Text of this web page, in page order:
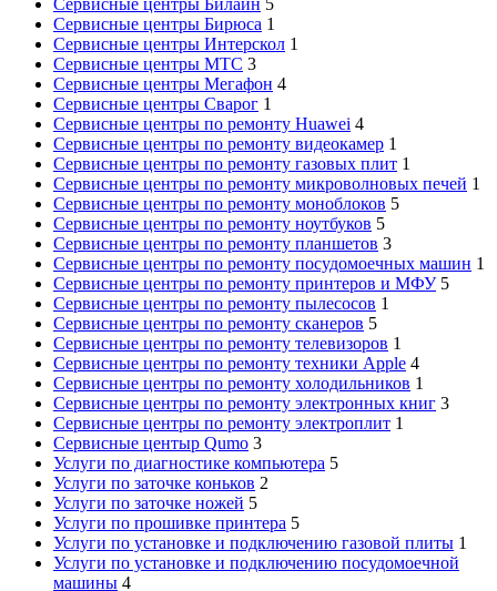
Сервисные центры Бирюса 1
Сервисные центры Интерскол 1
Сервисные центры МТС 3
Сервисные центры Мегафон 4
Сервисные центры Сварог 1
Сервисные центры по ремонту Huawei 4
Сервисные центры по ремонту видеокамер 1
Сервисные центры по ремонту газовых плит 1
Сервисные центры по ремонту микроволновых печей 1
Сервисные центры по ремонту моноблоков 5
Сервисные центры по ремонту ноутбуков 5
Сервисные центры по ремонту планшетов 3
Сервисные центры по ремонту посудомоечных машин 1
Сервисные центры по ремонту принтеров и МФУ 5
Сервисные центры по ремонту пылесосов 1
Сервисные центры по ремонту сканеров 5
Сервисные центры по ремонту телевизоров 1
Сервисные центры по ремонту техники Apple 4
Сервисные центры по ремонту холодильников 1
Сервисные центры по ремонту электронных книг 3
Сервисные центры по ремонту электроплит 1
Сервисные центыр Qumo 3
Услуги по диагностике компьютера 5
Услуги по заточке коньков 2
Услуги по заточке ножей 5
Услуги по прошивке принтера 5
Услуги по установке и подключению газовой плиты 1
Услуги по установке и подключению посудомоечной
машины 4